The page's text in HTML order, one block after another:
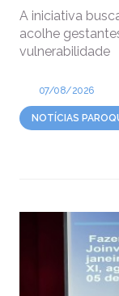
A iniciativa
acolhe
vulnerabilidade
07/08/2026
NOTÍCIAS